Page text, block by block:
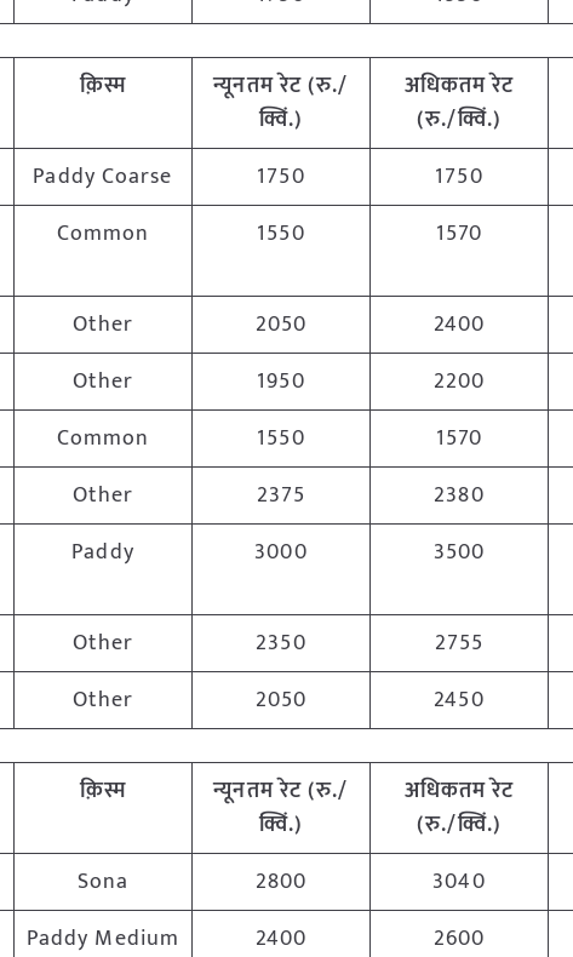
क़िस्म
न्यूनतम रेट (रु./
क्विं.)
अधिकतम रेट
(रु./क्विं.)
Paddy Coarse 1750 1750
Common 1550 1570
Other 2050 2400
Other 1950 2200
Common 1550 1570
Other 2375 2380
Paddy 3000 3500
Other 2350 2755
Other 2050 2450
क़िस्म
न्यूनतम रेट (रु./
क्विं.)
अधिकतम रेट
(रु./क्विं.)
Sona 2800 3040
Paddy Medium 2400 2600